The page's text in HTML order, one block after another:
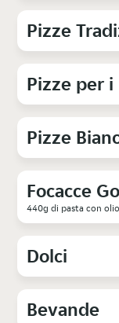
Pizze
Pizze per i
Pizze
Focacce
440g di pasta con
Dolci
Bevande